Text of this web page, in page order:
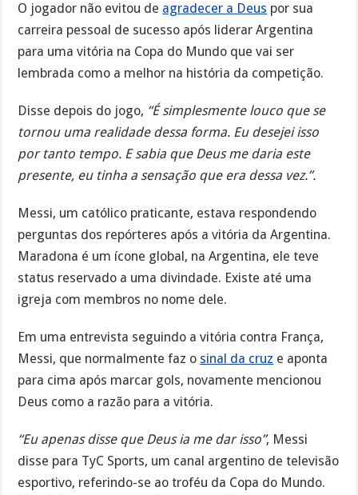
O jogador não evitou de agradecer a Deus por sua
carreira pessoal de sucesso após liderar Argentina
para uma vitória na Copa do Mundo que vai ser
lembrada como a melhor na história da competição.
Disse depois do jogo, “É simplesmente louco que se
tornou uma realidade dessa forma. Eu desejei isso
por tanto tempo. E sabia que Deus me daria este
presente, eu tinha a sensação que era dessa vez.”.
Messi, um católico praticante, estava respondendo
perguntas dos repórteres após a vitória da Argentina.
Maradona é um ícone global, na Argentina, ele teve
status reservado a uma divindade. Existe até uma
igreja com membros no nome dele.
Em uma entrevista seguindo a vitória contra França,
Messi, que normalmente faz o sinal da cruz e aponta
para cima após marcar gols, novamente mencionou
Deus como a razão para a vitória.
“Eu apenas disse que Deus ia me dar isso”, Messi
disse para TyC Sports, um canal argentino de televisão
esportivo, referindo-se ao troféu da Copa do Mundo.